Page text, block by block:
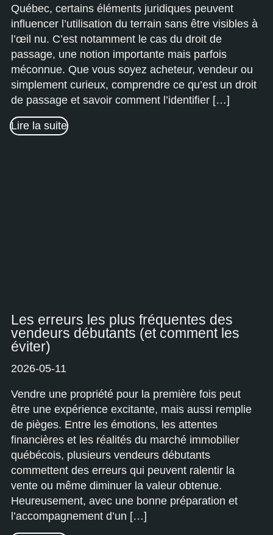
Québec, certains éléments juridiques peuvent
influencer l’utilisation du terrain sans être visibles à
l’œil nu. C’est notamment le cas du droit de
passage, une notion importante mais parfois
méconnue. Que vous soyez acheteur, vendeur ou
simplement curieux, comprendre ce qu’est un droit
de passage et savoir comment l’identifier […]
Lire la suite
Les erreurs les plus fréquentes des
vendeurs débutants (et comment les
éviter)
2026-05-11
Vendre une propriété pour la première fois peut
être une expérience excitante, mais aussi remplie
de pièges. Entre les émotions, les attentes
financières et les réalités du marché immobilier
québécois, plusieurs vendeurs débutants
commettent des erreurs qui peuvent ralentir la
vente ou même diminuer la valeur obtenue.
Heureusement, avec une bonne préparation et
l’accompagnement d’un […]